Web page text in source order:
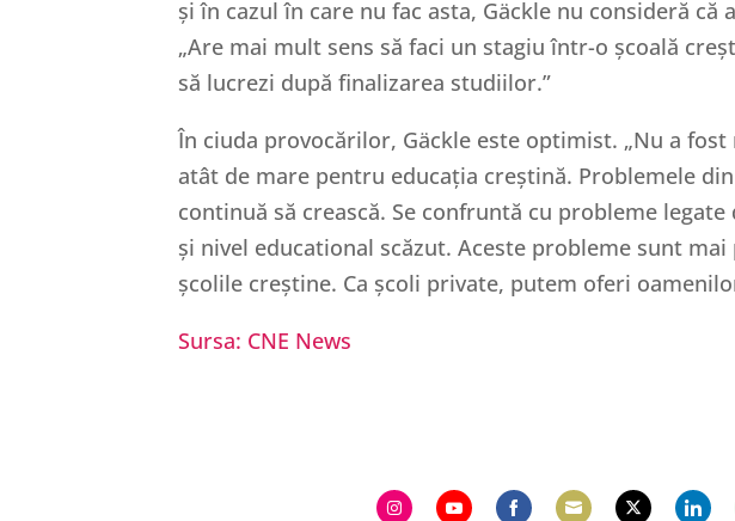
și în cazul în care nu fac asta, Gäckle nu consideră că
„Are mai mult sens să faci un stagiu într-o școală
să lucrezi după finalizarea studiilor.”
În ciuda provocărilor, Gäckle este optimist. „Nu a
atât de mare pentru educația creștină. Problemele
continuă să crească. Se confruntă cu probleme
și nivel educational scăzut. Aceste probleme sunt
școlile creștine. Ca școli private, putem oferi
Sursa: CNE News